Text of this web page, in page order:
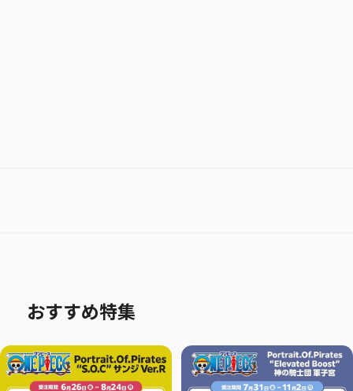
おすすめ特集